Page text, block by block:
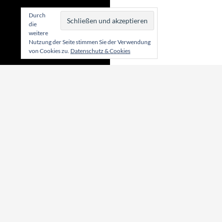
Durch
die
weitere
Nutzung der Seite stimmen Sie der Verwendung
von Cookies zu. Datenschutz & Cookies